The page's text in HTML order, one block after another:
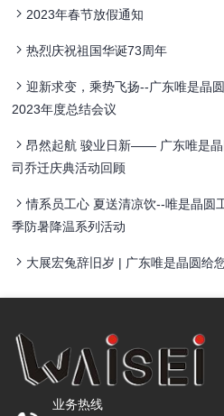
2023年春节放假通知
热烈庆祝祖国华诞73周年
迎新求变，乘势飞扬--广东唯是晶
2023年度总结会议
昂然起航 骏业日新—— 广东唯是晶
司乔迁庆典活动回顾
情系员工心 夏送清凉饮--唯是晶圆
季防暑降温系列活动
大展宏兔辞旧岁 | 广东唯是晶圆给
业务热线